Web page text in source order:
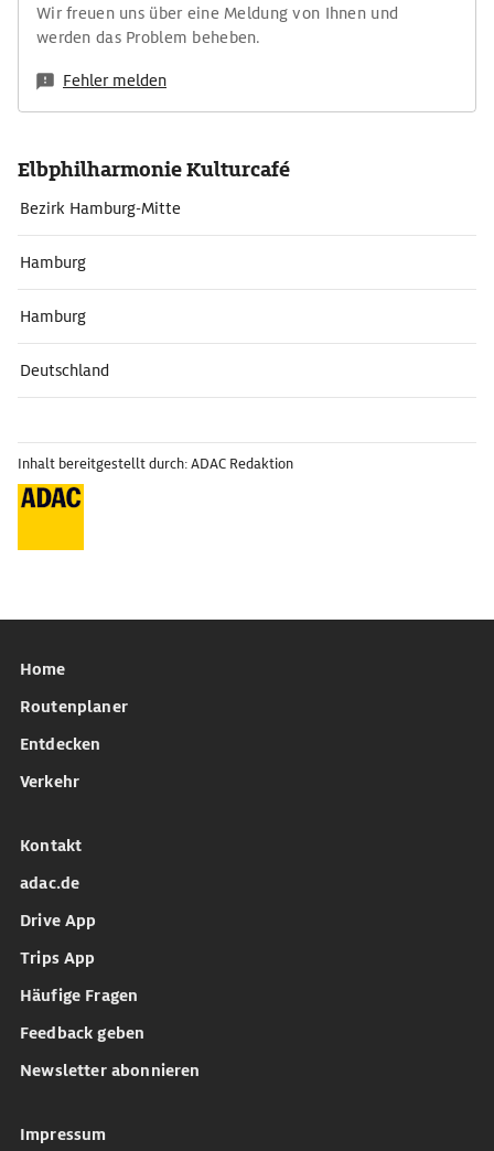
Wir freuen uns über eine Meldung von Ihnen und
werden das Problem beheben.
Fehler melden
Elbphilharmonie Kulturcafé
Bezirk Hamburg-Mitte
Hamburg
Hamburg
Deutschland
Inhalt bereitgestellt durch: ADAC Redaktion
Home
Routenplaner
Entdecken
Verkehr
Kontakt
adac.de
Drive App
Trips App
Häufige Fragen
Feedback geben
Newsletter abonnieren
Impressum